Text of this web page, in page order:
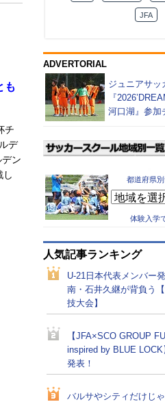
も
チ
デ
ン
し
JFA
ADVERTORIAL
ジュニアサッ
『
河口湖』参加
都道府県
体験入学
人気記事ランキング
U-21日本代表メンバー
南・石井久継が背負う
技大会】
【JFA×SCO GROUP
inspired by BLUE
発表！
バルサやシティだけじ